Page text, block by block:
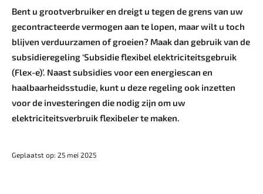
Bent u grootverbruiker en dreigt u tegen de grens van uw
gecontracteerde vermogen aan te lopen, maar wilt u toch
blijven verduurzamen of groeien? Maak dan gebruik van de
subsidieregeling ‘Subsidie flexibel elektriciteits­gebruik
(Flex-e)’. Naast subsidies voor een energiescan en
haalbaarheidsstudie, kunt u deze regeling ook inzetten
voor de investeringen die nodig zijn om uw
elektriciteitsverbruik ­flexibeler te maken.
Geplaatst op: 25 mei 2025